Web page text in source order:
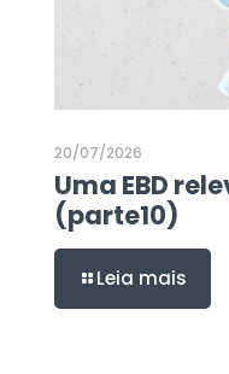
20/07/2026
Uma EBD
(parte10)
Leia mais